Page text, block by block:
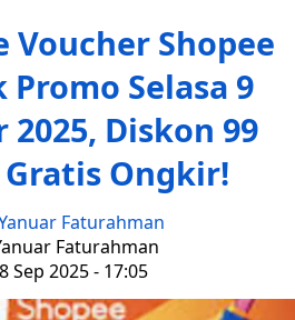
Voucher Shopee
Promo Selasa 9
Diskon 99
Gratis Ongkir!
Faturahman
Faturahman
Sep 2025 - 17:05